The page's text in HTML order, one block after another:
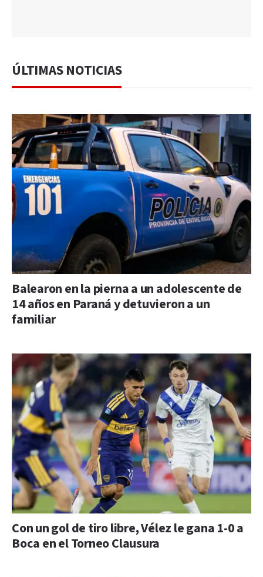
ÚLTIMAS NOTICIAS
Balearon en la pierna a un adolescente de
14 años en Paraná y detuvieron a un
familiar
Con un gol de tiro libre, Vélez le gana 1-0 a
Boca en el Torneo Clausura